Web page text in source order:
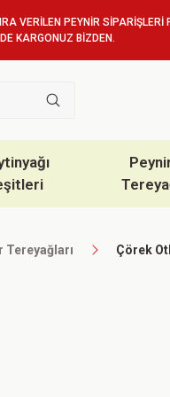
VERİLEN PEYNİR
KARGONUZ BİZDEN.
Tereyağları Çörek